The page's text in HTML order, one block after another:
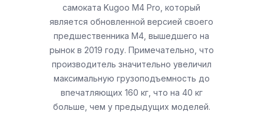
самоката Kugoo M4 Pro, который
является обновленной версией своего
предшественника M4, вышедшего на
рынок в 2019 году. Примечательно, что
производитель значительно увеличил
максимальную грузоподъемность до
впечатляющих 160 кг, что на 40 кг
больше, чем у предыдущих моделей.